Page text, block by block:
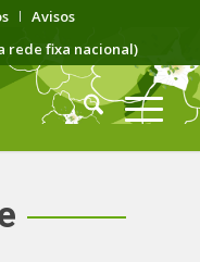
Avisos
rede fixa nacional)